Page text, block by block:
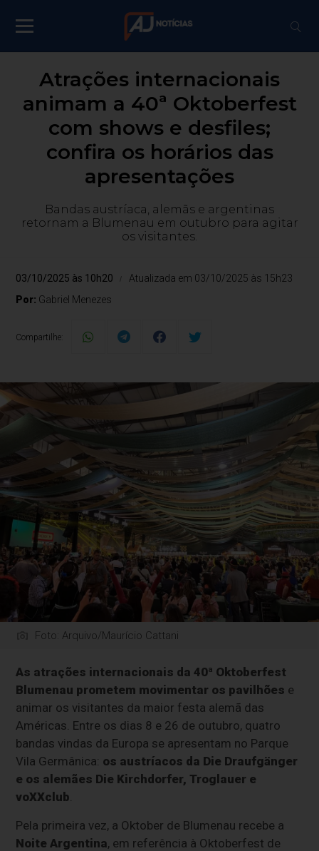
Atrações internacionais
animam a 40ª Oktoberfest
com shows e desfiles;
confira os horários das
apresentações
Bandas austríaca, alemãs e argentinas
retornam a Blumenau em outubro para agitar
os visitantes.
03/10/2025 às 10h20
Atualizada em 03/10/2025 às 15h23
Por: Gabriel Menezes
Compartilhe:
Foto: Arquivo/Maurício Cattani
As atrações internacionais da 40ª Oktoberfest
Blumenau prometem movimentar os pavilhões e
animar os visitantes da maior festa alemã das
Américas. Entre os dias 8 e 26 de outubro, quatro
bandas vindas da Europa se apresentam no Parque
Vila Germânica: os austríacos da Die Draufgänger
e os alemães Die Kirchdorfer, Troglauer e
voXXclub
Pela primeira vez, a Oktober de Blumenau recebe a
Noite Argentina, em referência à Oktoberfest de